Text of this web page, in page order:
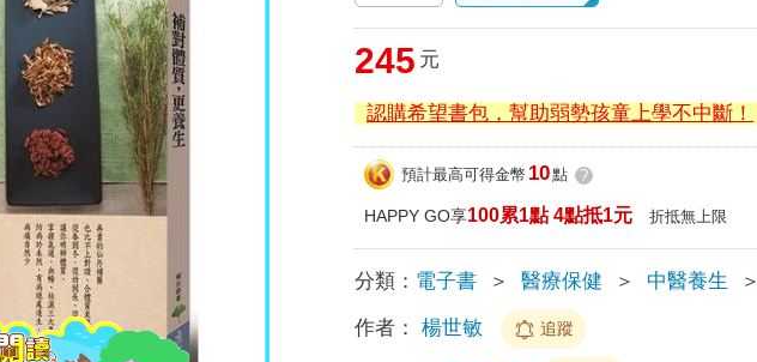
245 元
認購希望書包，幫助弱勢孩童上學不中斷！
預計最高可得金幣 10點 ?
HAPPY GO享100累1點 4點抵1元 折抵無上限
分類： 電子書 ＞ 醫療保健 ＞ 中醫養生 ＞
作者： 楊世敏 追蹤